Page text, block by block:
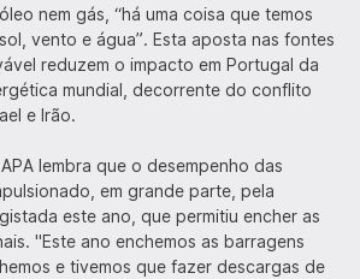
nem gás, “há uma coisa que temos
vento e água”. Esta aposta nas fontes
reduzem o impacto em Portugal da
mundial, decorrente do conflito
e Irão.
lembra que o desempenho das
em grande parte, pela
este ano, que permitiu encher as
"Este ano enchemos as barragens
e tivemos que fazer descargas de